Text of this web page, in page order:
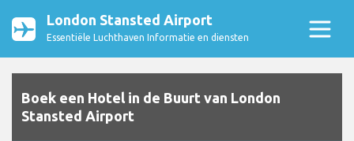
London Stansted Airport
Essentiële Luchthaven Informatie en diensten
Boek een Hotel in de Buurt van London
Stansted Airport